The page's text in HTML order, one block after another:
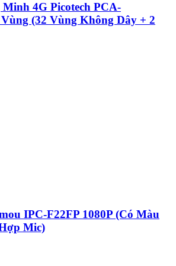
4G Picotech PCA-
(32 Vùng Không Dây + 2
IPC-F22FP 1080P (Có Màu
Mic)